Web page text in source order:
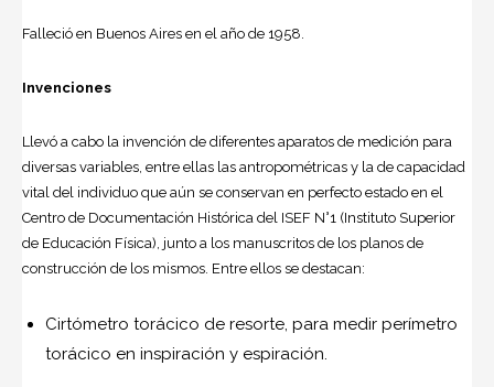
Falleció en Buenos Aires en el año de 1958.
Invenciones
Llevó a cabo la invención de diferentes aparatos de medición para
diversas variables, entre ellas las antropométricas y la de capacidad
vital del individuo que aún se conservan en perfecto estado en el
Centro de Documentación Histórica del ISEF N°1 (Instituto Superior
de Educación Física), junto a los manuscritos de los planos de
construcción de los mismos. Entre ellos se destacan:
Cirtómetro torácico de resorte, para medir perímetro
torácico en inspiración y espiración.